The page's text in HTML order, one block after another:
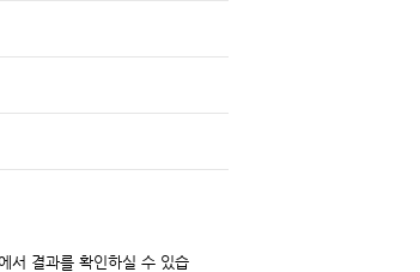
서 결과를 확인하실 수 있습